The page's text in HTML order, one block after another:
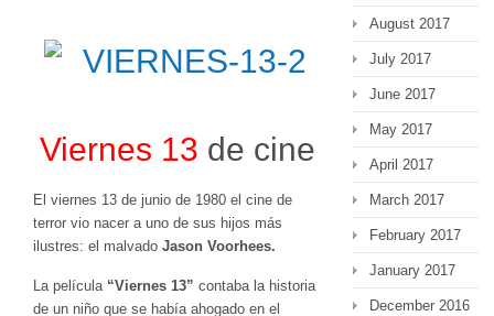
Viernes 13 de cine
El viernes 13 de junio de 1980 el cine de
terror vio nacer a uno de sus hijos más
ilustres: el malvado Jason Voorhees.
La película “Viernes 13” contaba la historia
de un niño que se había ahogado en el
August 2017
July 2017
June 2017
May 2017
April 2017
March 2017
February 2017
January 2017
December 2016